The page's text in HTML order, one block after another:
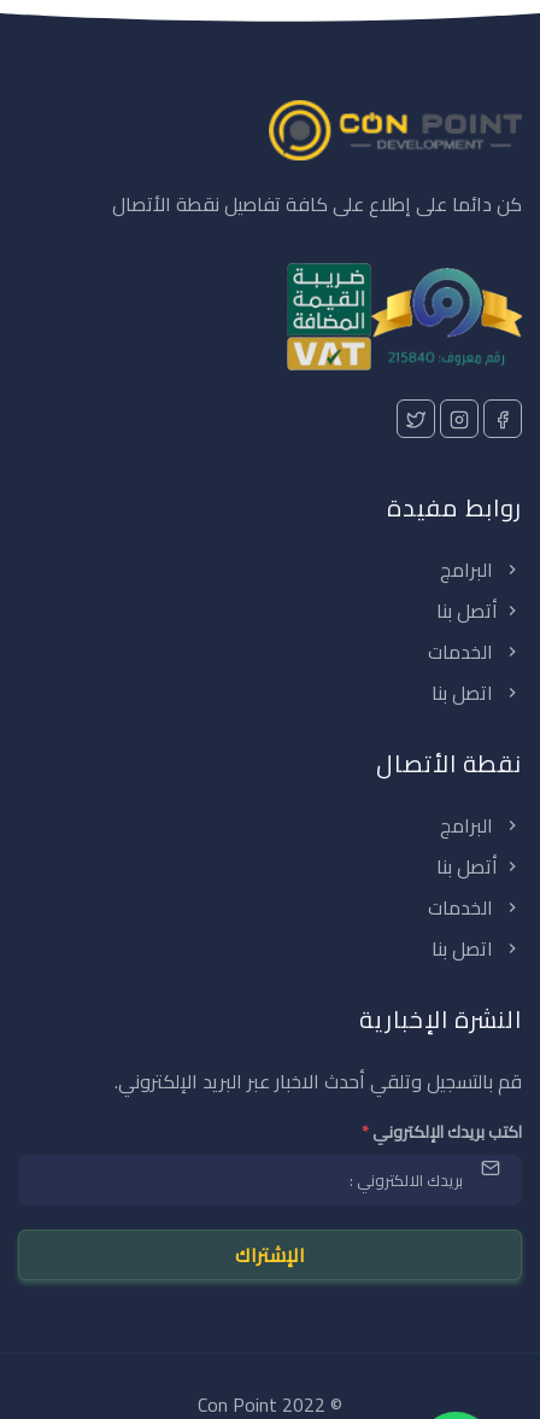
كن دائما على إطلاع على كافة تفاصيل نقطة الأتصال
روابط مفيدة
البرامج
أتصل بنا
الخدمات
اتصل بنا
نقطة الأتصال
البرامج
أتصل بنا
الخدمات
اتصل بنا
النشرة الإخبارية
قم بالتسجيل وتلقي أحدث الاخبار عبر البريد الإلكتروني.
اكتب بريدك الإلكتروني*
© 2022 Con Point